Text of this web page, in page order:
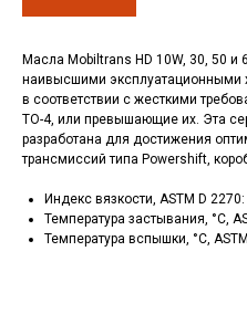
Масла Mobiltrans HD 10W, 30, 50
наивысшими эксплуатационными
в соответствии с жесткими
TO-4, или превышающие их. Эта
разработана для достижения
трансмиссий типа Powershift,
Индекс вязкости, ASTM D 2270:
Температура застывания, °C,
Температура вспышки, °C,